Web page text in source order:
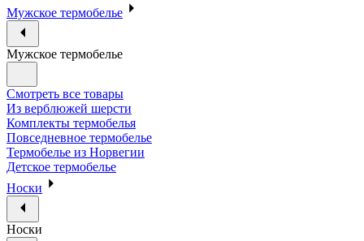
Мужское термобелье
Мужское термобелье
Смотреть все товары
Из верблюжей шерсти
Комплекты термобелья
Повседневное термобелье
Термобелье из Норвегии
Детское термобелье
Носки
Носки